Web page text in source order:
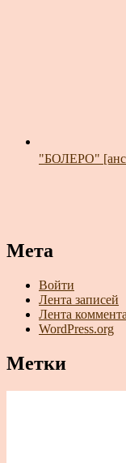
"БОЛЕРО"
Мета
Войти
Лента записей
Лента
WordPress.org
Метки